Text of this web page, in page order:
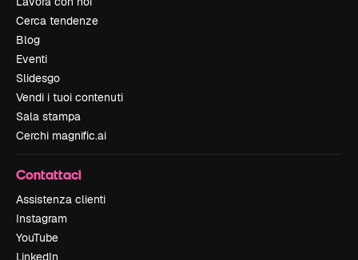
Cerca tendenze
Blog
Eventi
Slidesgo
Vendi i tuoi contenuti
Sala stampa
Cerchi magnific.ai
Contattaci
Assistenza clienti
Instagram
YouTube
LinkedIn